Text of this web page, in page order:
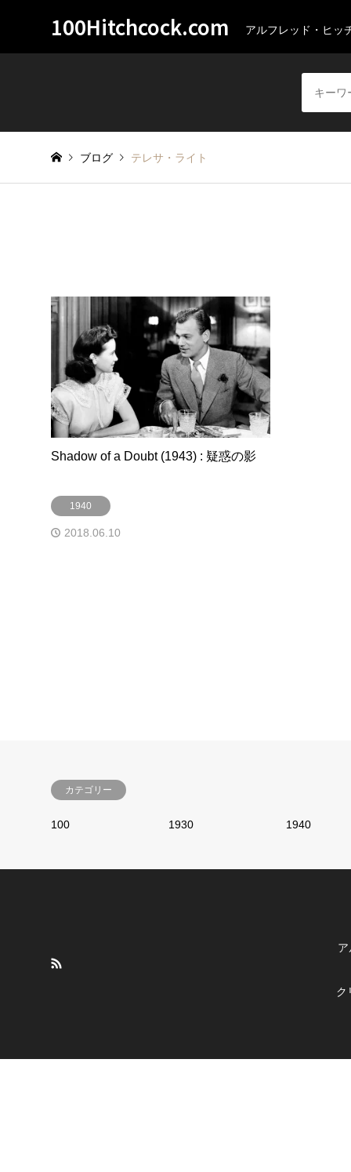
100Hitchcock.com アルフレッド・ヒッ
ブログ テレサ・ライト
Shadow of a Doubt (1943) : 疑惑の影
1940
2018.06.10
カテゴリー
100 1930 1940
ク